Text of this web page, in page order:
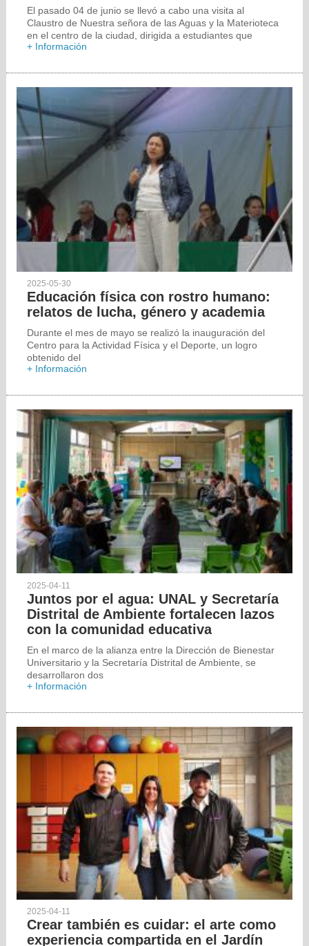
El pasado 04 de junio se llevó a cabo una visita al
Claustro de Nuestra señora de las Aguas y la Materioteca
en el centro de la ciudad, dirigida a estudiantes que
+ Información
2025-05-30
Educación física con rostro humano:
relatos de lucha, género y academia
Durante el mes de mayo se realizó la inauguración del
Centro para la Actividad Física y el Deporte, un logro
obtenido del
+ Información
2025-04-11
Juntos por el agua: UNAL y Secretaría
Distrital de Ambiente fortalecen lazos
con la comunidad educativa
En el marco de la alianza entre la Dirección de Bienestar
Universitario y la Secretaría Distrital de Ambiente, se
desarrollaron dos
+ Información
2025-04-11
Crear también es cuidar: el arte como
experiencia compartida en el Jardín